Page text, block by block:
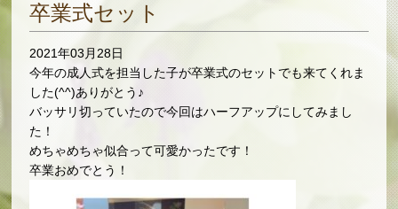
卒業式セット
2021年03月28日
今年の成人式を担当した子が卒業式のセットでも来てくれま
した(^^)ありがとう♪
バッサリ切っていたので今回はハーフアップにしてみまし
た！
めちゃめちゃ似合って可愛かったです！
卒業おめでとう！